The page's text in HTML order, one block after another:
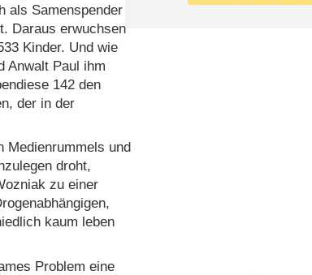
als Samenspender
Daraus erwuchsen
Kinder. Und wie
Anwalt Paul ihm
142 den
der in der
Medienrummels und
droht,
zu einer
kaum leben
Problem eine